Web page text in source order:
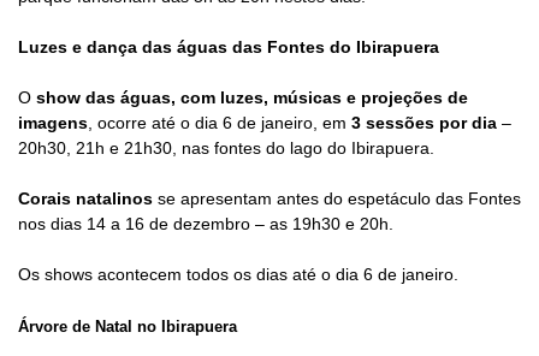
Luzes e dança das águas das Fontes do Ibirapuera
O show das águas, com luzes, músicas e projeções de
imagens , ocorre até o dia 6 de janeiro, em 3 sessões por dia –
20h30, 21h e 21h30, nas fontes do lago do Ibirapuera.
Corais natalinos se apresentam antes do espetáculo das Fontes
nos dias 14 a 16 de dezembro – as 19h30 e 20h.
Os shows acontecem todos os dias até o dia 6 de janeiro.
Árvore de Natal no Ibirapuera